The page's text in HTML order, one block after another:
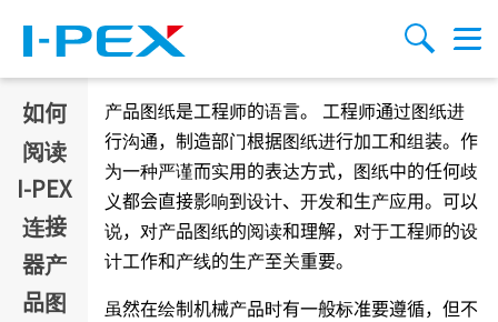
搜索
Menu
如何
阅读
I-PEX
连接
器产
品图
产品图纸是工程师的语言。 工程师通过图纸进
行沟通，制造部门根据图纸进行加工和组装。作
为一种严谨而实用的表达方式，图纸中的任何歧
义都会直接影响到设计、开发和生产应用。可以
说，对产品图纸的阅读和理解，对于工程师的设
计工作和产线的生产至关重要。
虽然在绘制机械产品时有一般标准要遵循，但不